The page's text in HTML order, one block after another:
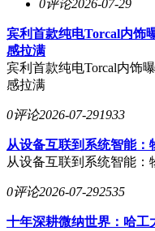
0评论2026-07-29
宾利首款纯电Torcal内饰
感拉满
宾利首款纯电Torcal内饰
感拉满
0评论2026-07-291933
从设备互联到系统智能
从设备互联到系统智能
0评论2026-07-292535
十年深耕微纳世界：哈工